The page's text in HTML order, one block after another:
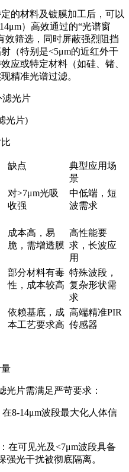
的材料及镀膜加工后，可以
）高效通过的“光谱窗
效筛选，同时屏蔽强烈阻挡
（特别是<5μm的近红外干
应或特定材料（如硅、锗、
精准光谱过滤。
光片)
缺点
典型应用场
景
对>7μm光吸
收强
中低端，短
波需求
成本高，易
脆，需增透膜
高性能要
求，长波应
用
部分材料有毒
性，成本较高
特殊波段，
复杂形状需
求
依赖基底，成
本工艺要求高
高端精准PIR
传感器
光片需满足严苛要求：
8-14μm波段最大化人体信
在可见光及<7μm波段具备
强光干扰被彻底隔离。